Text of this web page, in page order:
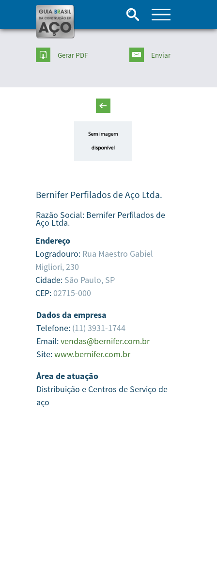
Gerar PDF Enviar
Bernifer Perfilados de Aço Ltda.
Razão Social: Bernifer Perfilados de
Aço Ltda.
Endereço
Logradouro: Rua Maestro Gabiel
Migliori, 230
Cidade: São Paulo, SP
CEP: 02715-000
Dados da empresa
Telefone: (11) 3931-1744
Email:vendas@bernifer.com.br
Site:www.bernifer.com.br
Área de atuação
Distribuição e Centros de Serviço de
aço